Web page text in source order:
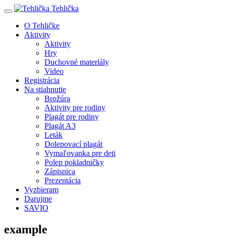
Tehlička
O Tehličke
Aktivity
Aktivity
Hry
Duchovné materiály
Video
Registrácia
Na stiahnutie
Brožúra
Aktivity pre rodiny
Plagát pre rodiny
Plagát A3
Leták
Dolepovací plagát
Vymaľovanka pre deti
Polep pokladničky
Zápisnica
Prezentácia
Vyzbieram
Darujme
SAVIO
example